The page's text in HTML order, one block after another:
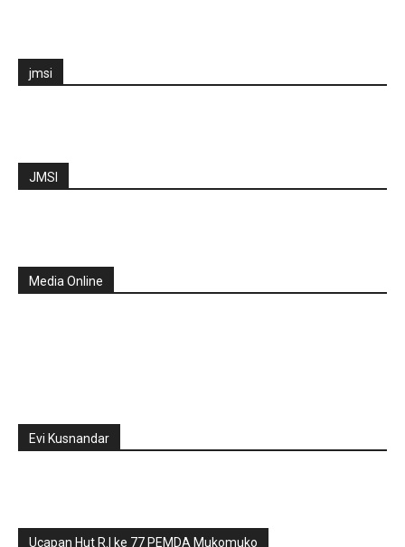
jmsi
JMSI
Media Online
Evi Kusnandar
Ucapan Hut R.I ke 77 PEMDA Mukomuko